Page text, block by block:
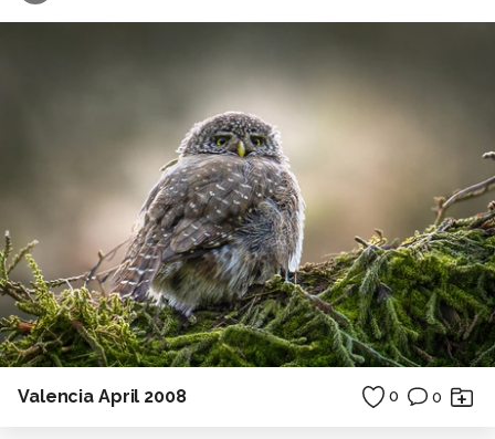
Valencia April 2008 0 0